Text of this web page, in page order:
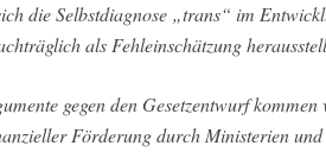
die Selbstdiagnose „trans“ im
als Fehleinschätzung
gegen den Gesetzentwurf
Förderung durch Ministerien